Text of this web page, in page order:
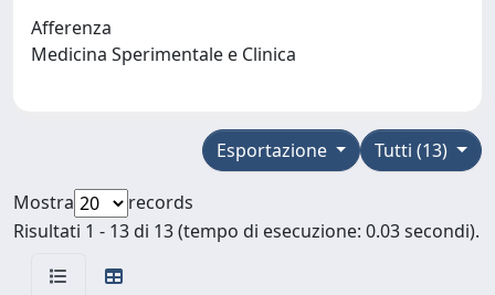
Afferenza
Medicina Sperimentale e Clinica
Tutti (13)
Esportazione
Mostra
records
Risultati 1 - 13 di 13 (tempo di esecuzione: 0.03 secondi).